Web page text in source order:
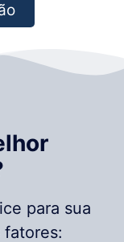
para sua